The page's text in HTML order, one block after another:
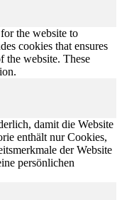
the website to
cookies that ensures
the website. These
damit die Website
enthält nur Cookies,
der Website
persönlichen